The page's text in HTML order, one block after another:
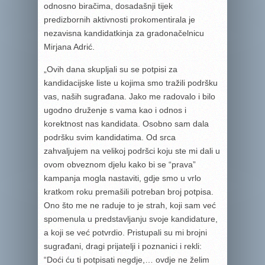
odnosno biračima, dosadašnji tijek
predizbornih aktivnosti prokomentirala je
nezavisna kandidatkinja za gradonačelnicu
Mirjana Adrić.
„Ovih dana skupljali su se potpisi za
kandidacijske liste u kojima smo tražili podršku
vas, naših sugrađana. Jako me radovalo i bilo
ugodno druženje s vama kao i odnos i
korektnost nas kandidata. Osobno sam dala
podršku svim kandidatima. Od srca
zahvaljujem na velikoj podršci koju ste mi dali u
ovom obveznom djelu kako bi se “prava”
kampanja mogla nastaviti, gdje smo u vrlo
kratkom roku premašili potreban broj potpisa.
Ono što me ne raduje to je strah, koji sam već
spomenula u predstavljanju svoje kandidature,
a koji se već potvrdio. Pristupali su mi brojni
sugrađani, dragi prijatelji i poznanici i rekli:
“Doći ću ti potpisati negdje,… ovdje ne želim